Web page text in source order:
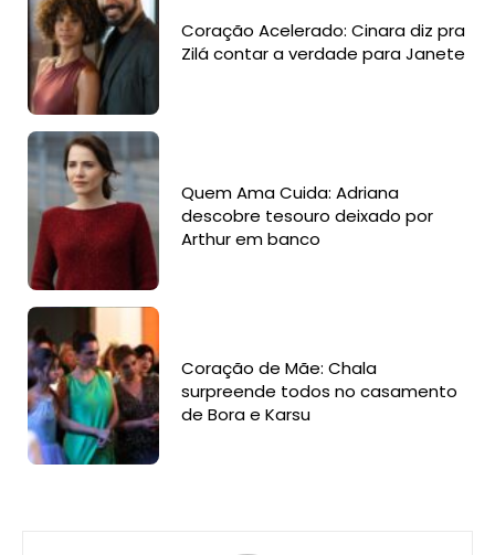
Coração Acelerado: Cinara diz pra
Zilá contar a verdade para Janete
Quem Ama Cuida: Adriana
descobre tesouro deixado por
Arthur em banco
Coração de Mãe: Chala
surpreende todos no casamento
de Bora e Karsu